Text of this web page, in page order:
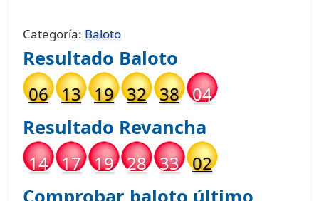
Categoría: Baloto
Resultado Baloto
06 13 19 32 38 04
Resultado Revancha
14 17 19 28 33 02
Comprobar baloto último